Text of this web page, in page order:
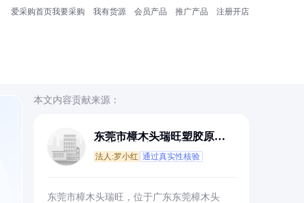
爱采购首页我要采购 我有货源 会员产品 推广产品 注册开店
本文内容贡献来源：
东莞市樟木头瑞旺塑胶原料
法人:罗小红 通过真实性核验
东莞市樟木头瑞旺，位于广东东莞樟木头